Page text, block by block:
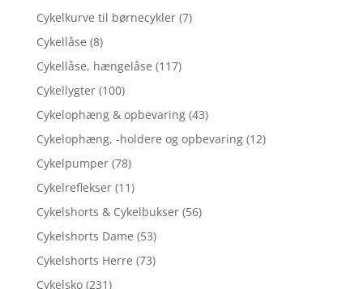
Cykelkurve til børnecykler (7)
Cykellåse (8)
Cykellåse, hængelåse (117)
Cykellygter (100)
Cykelophæng & opbevaring (43)
Cykelophæng, -holdere og opbevaring (12)
Cykelpumper (78)
Cykelreflekser (11)
Cykelshorts & Cykelbukser (56)
Cykelshorts Dame (53)
Cykelshorts Herre (73)
Cykelsko (231)